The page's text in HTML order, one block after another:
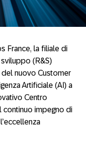
France, la filiale di
(R&S)
del nuovo Customer
Artificiale (AI) a
Centro
continuo impegno di